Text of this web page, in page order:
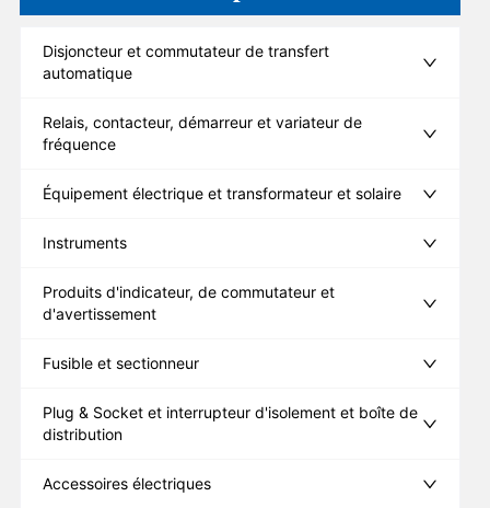
Disjoncteur et commutateur de transfert
automatique
Relais, contacteur, démarreur et variateur de
fréquence
Équipement électrique et transformateur et solaire
Instruments
Produits d'indicateur, de commutateur et
d'avertissement
Fusible et sectionneur
Plug & Socket et interrupteur d'isolement et boîte de
distribution
Accessoires électriques